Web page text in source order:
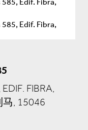
FIBRA,
马, 15046